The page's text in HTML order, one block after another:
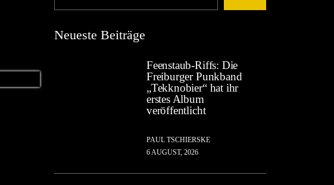
Neueste Beiträge
Feenstaub-Riffs: Die
Freiburger Punkband
„Tekknobier“ hat ihr
erstes Album
veröffentlicht
PAUL TSCHIERSKE
6 AUGUST, 2026